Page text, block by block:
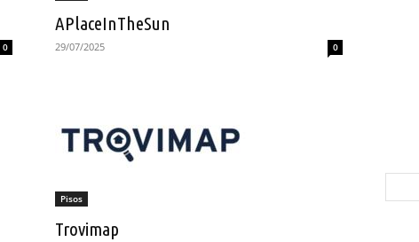
0
APlaceInTheSun
29/07/2025 0
Pisos
Trovimap